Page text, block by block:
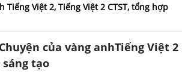
Tiếng Việt 2, Tiếng Việt 2 CTST, tổng hợp
của vàng anhTiếng Việt 2
tạo